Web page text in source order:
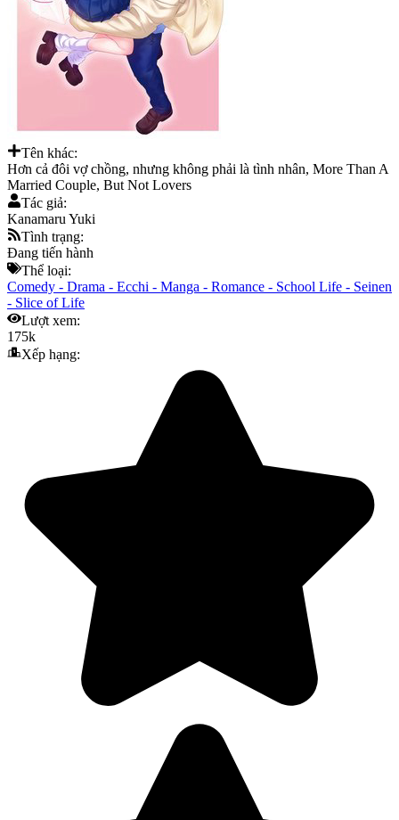
Tên khác:
Hơn cả đôi vợ chồng, nhưng không phải là tình nhân, More Than A
Married Couple, But Not Lovers
Tác giả:
Kanamaru Yuki
Tình trạng:
Đang tiến hành
Thể loại:
Comedy - Drama - Ecchi - Manga - Romance - School Life - Seinen
- Slice of Life
Lượt xem:
175k
Xếp hạng: